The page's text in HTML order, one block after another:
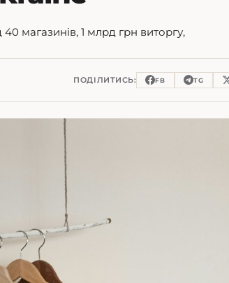
магазинів, 1 млрд грн виторгу,
ПОДІЛИТИСЬ: FB TG